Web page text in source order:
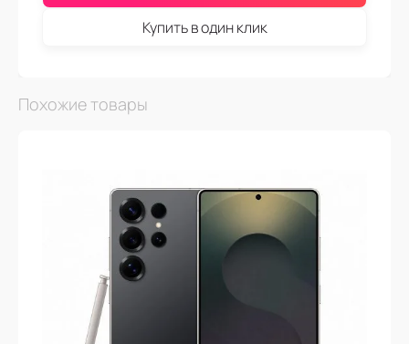
Купить в один клик
Похожие товары